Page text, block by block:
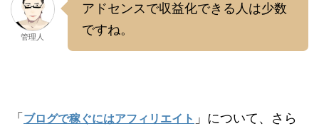
管理人
アドセンスで収益化できる人は少数
ですね。
「 ブログで稼ぐにはアフィリエイト 」について、さら